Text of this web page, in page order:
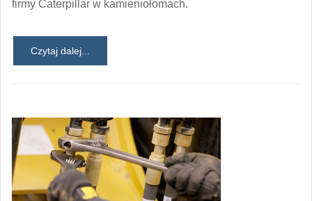
firmy Caterpillar w kamieniołomach.
Czytaj dalej...